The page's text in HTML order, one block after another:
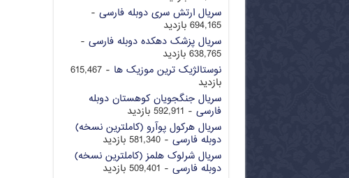
سریال ارتش سری دوبله فارسی -
694,165 بازدید
سریال پزشک دهکده دوبله فارسی -
638,765 بازدید
نوستالژیک ترین موزیک ها
- 615,467
بازدید
سریال جنگجویان کوهستان دوبله
فارسی - 592,911 بازدید
سریال هرکول پوآرو (کاملترین نسخه)
دوبله فارسی - 581,340 بازدید
سریال شرلوک هلمز (کاملترین نسخه)
دوبله فارسی - 509,401 بازدید